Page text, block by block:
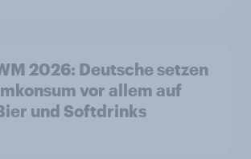
2026: Deutsche setzen
vor allem auf
und Softdrinks